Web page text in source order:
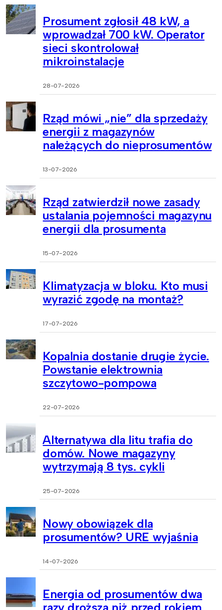
Prosument zgłosił 48 kW, a
wprowadzał 700 kW. Operator
sieci skontrolował
mikroinstalacje
28-07-2026
Rząd mówi „nie” dla sprzedaży
energii z magazynów
należących do nieprosumentów
13-07-2026
Rząd zatwierdził nowe zasady
ustalania pojemności magazynu
energii dla prosumenta
15-07-2026
Klimatyzacja w bloku. Kto musi
wyrazić zgodę na montaż?
17-07-2026
Kopalnia dostanie drugie życie.
Powstanie elektrownia
szczytowo-pompowa
22-07-2026
Alternatywa dla litu trafia do
domów. Nowe magazyny
wytrzymają 8 tys. cykli
25-07-2026
Nowy obowiązek dla
prosumentów? URE wyjaśnia
14-07-2026
Energia od prosumentów dwa